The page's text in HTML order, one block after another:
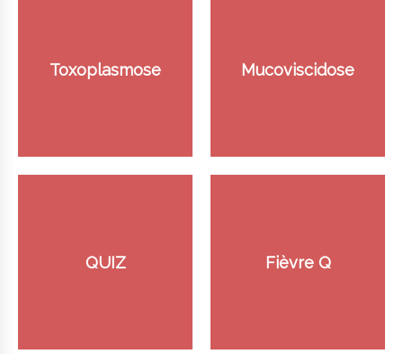
Toxoplasmose Mucoviscidose
QUIZ Fièvre Q